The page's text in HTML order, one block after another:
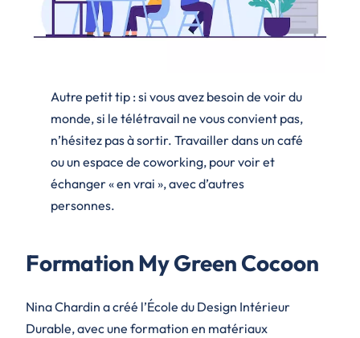
Autre petit tip : si vous avez besoin de voir du
monde, si le télétravail ne vous convient pas,
n’hésitez pas à sortir. Travailler dans un café
ou un espace de coworking, pour voir et
échanger « en vrai », avec d’autres
personnes.
Formation My Green Cocoon
Nina Chardin a créé l’École du Design Intérieur
Durable, avec une formation en matériaux